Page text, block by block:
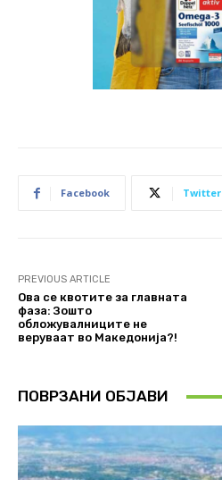
Facebook Twitter
PREVIOUS ARTICLE
Ова се квотите за главната
фаза: Зошто
обложувалниците не
веруваат во Македонија?!
ПОВРЗАНИ ОБЈАВИ